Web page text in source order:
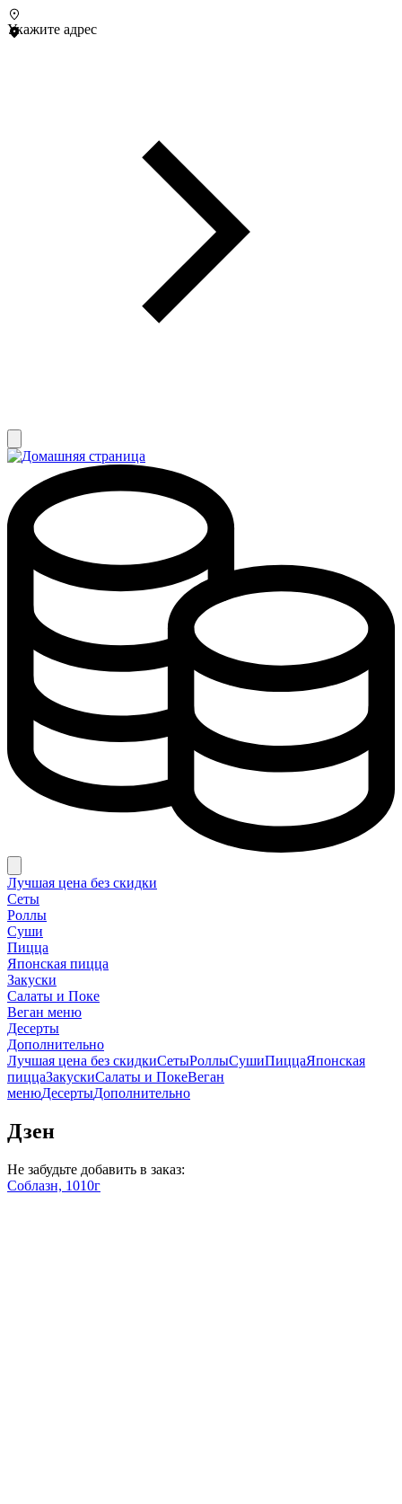
Укажите адрес
Лучшая цена без скидки
Сеты
Роллы
Суши
Пицца
Японская пицца
Закуски
Салаты и Поке
Веган меню
Десерты
Дополнительно
Лучшая цена без скидкиСетыРоллыСушиПиццаЯпонская
пиццаЗакускиСалаты и ПокеВеган
менюДесертыДополнительно
Дзен
Не забудьте добавить в заказ:
Соблазн, 1010г